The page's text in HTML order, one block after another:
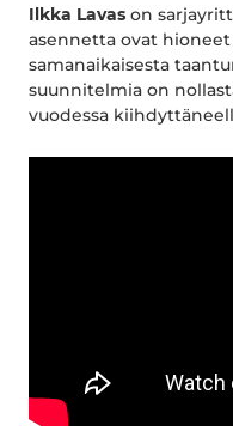
Ilkka Lavas on
asennetta ovat
samanaikaisesta
suunnitelmia on
vuodessa